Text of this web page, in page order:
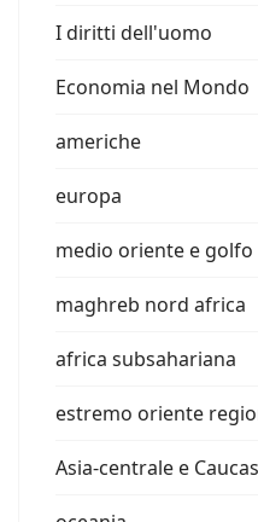
I diritti dell'uomo
Economia nel Mondo
americhe
europa
medio oriente e golfo
maghreb nord africa
africa subsahariana
estremo oriente
Asia-centrale e